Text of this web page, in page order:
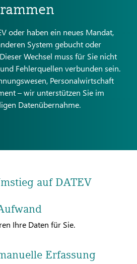
oder haben ein neues Mandat,
System gebucht oder
Wechsel muss für Sie nicht
Fehlerquellen verbunden sein.
Personalwirtschaft
– wir unterstützen Sie im
Datenübernahme.
auf DATEV
Ihre Daten für Sie.
Erfassung